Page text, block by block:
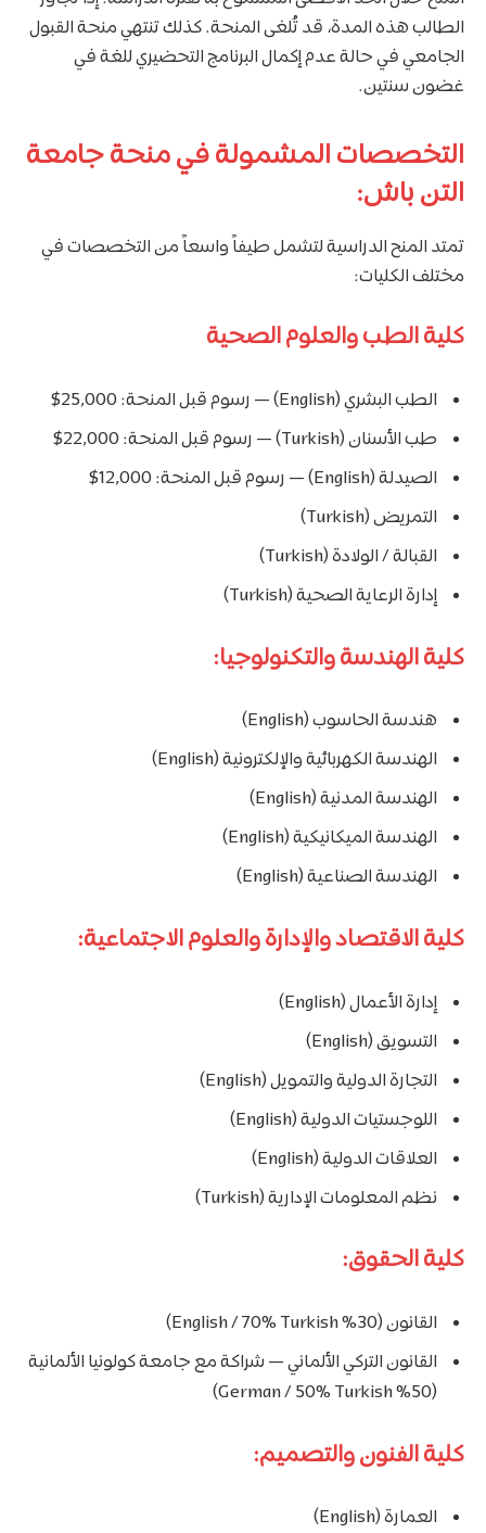
الطالب هذه المدة، قد تُلغى المنحة. كذلك تنتهي منحة القبول
الجامعي في حالة عدم إكمال البرنامج التحضيري للغة في
غضون سنتين.
التخصصات المشمولة في منحة جامعة
التن باش:
تمتد المنح الدراسية لتشمل طيفاً واسعاً من التخصصات في
مختلف الكليات:
كلية الطب والعلوم الصحية
الطب البشري (English) — رسوم قبل المنحة: 25,000$
طب الأسنان (Turkish) — رسوم قبل المنحة: 22,000$
الصيدلة (English) — رسوم قبل المنحة: 12,000$
التمريض (Turkish)
القبالة / الولادة (Turkish)
إدارة الرعاية الصحية (Turkish)
كلية الهندسة والتكنولوجيا:
هندسة الحاسوب (English)
الهندسة الكهربائية والإلكترونية (English)
الهندسة المدنية (English)
الهندسة الميكانيكية (English)
الهندسة الصناعية (English)
كلية الاقتصاد والإدارة والعلوم الاجتماعية:
إدارة الأعمال (English)
التسويق (English)
التجارة الدولية والتمويل (English)
اللوجستيات الدولية (English)
العلاقات الدولية (English)
نظم المعلومات الإدارية (Turkish)
كلية الحقوق:
القانون (30% English / 70% Turkish)
القانون التركي الألماني — شراكة مع جامعة كولونيا الألمانية
(50% German / 50% Turkish)
كلية الفنون والتصميم:
العمارة (English)